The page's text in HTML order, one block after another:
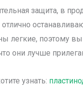
защита, в
легкие, поэтому
они лучше
узнать: